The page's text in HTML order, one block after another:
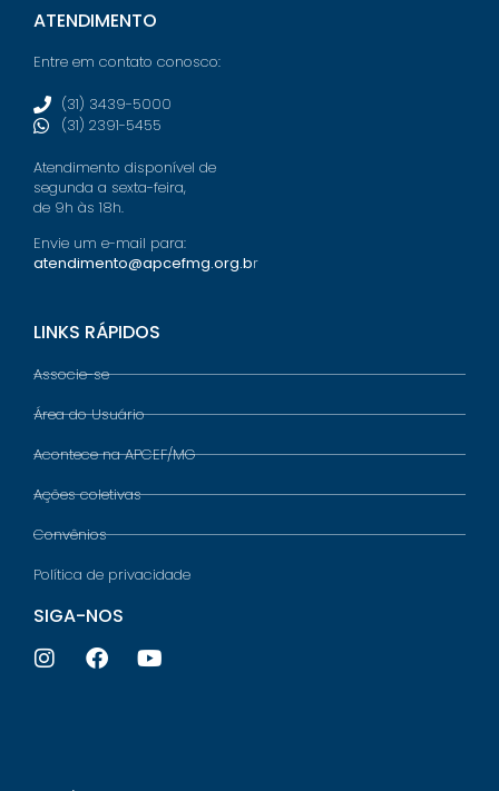
ATENDIMENTO
Entre em contato conosco:
(31) 3439-5000
(31) 2391-5455
Atendimento disponível de
segunda a sexta-feira,
de 9h às 18h.
Envie um e-mail para:
atendimento@apcefmg.org.br
LINKS RÁPIDOS
Associe-se
Área do Usuário
Acontece na APCEF/MG
Ações coletivas
Convênios
Política de privacidade
SIGA-NOS